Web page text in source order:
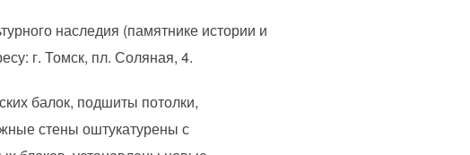
наследия (памятнике истории и
г. Томск, пл. Соляная, 4.
балок, подшиты потолки,
стены оштукатурены с